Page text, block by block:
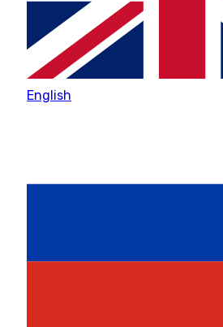
English